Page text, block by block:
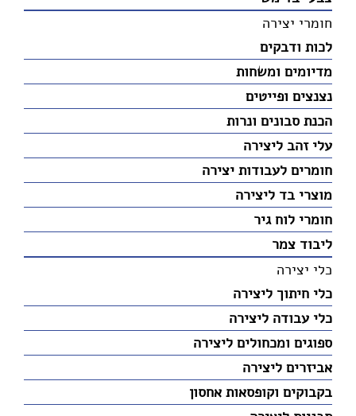
חומרי יצירה
לכות ודבקים
מדיומים ומשחות
נצנצים ופייטים
הכנת סבונים ונרות
עלי זהב ליצירה
חומרים לעבודות יצירה
מוצרי בד ליצירה
חומרי לוח גיר
ליבוד צמר
כלי יצירה
כלי חיתוך ליצירה
כלי עבודה ליצירה
ספוגים ומכחולים ליצירה
אביזרים ליצירה
בקבוקים וקופסאות אחסון